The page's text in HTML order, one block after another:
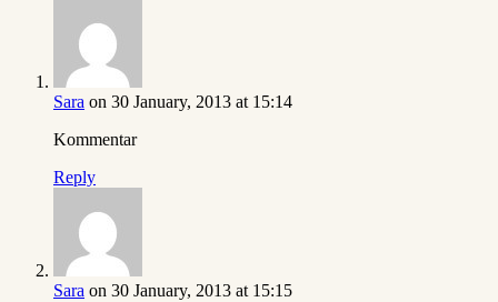
Sara on 30 January, 2013 at 15:14
Kommentar
Reply
Sara on 30 January, 2013 at 15:15